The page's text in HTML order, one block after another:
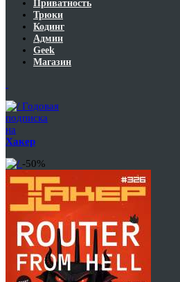
Приватность
Трюки
Кодинг
Админ
Geek
Магазин
Годовая
подписка
на
Хакер
-50%